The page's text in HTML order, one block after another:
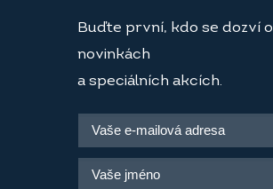
Buďte první, kdo se dozví o
novinkách
a speciálních akcích.